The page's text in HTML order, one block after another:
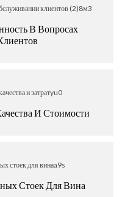
В Вопросах
И Стоимости
Стоек Для Вина